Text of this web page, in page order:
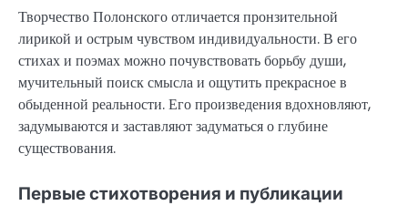
Творчество Полонского отличается пронзительной
лирикой и острым чувством индивидуальности. В его
стихах и поэмах можно почувствовать борьбу души,
мучительный поиск смысла и ощутить прекрасное в
обыденной реальности. Его произведения вдохновляют,
задумываются и заставляют задуматься о глубине
существования.
Первые стихотворения и публикации